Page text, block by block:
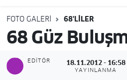
FOTO GALERI 68'LİLER
68 Güz
EDITÖR 18.11.2012 - 16:58
YAYINLANMA
Tüm Manşetler
Son Dakika Haberleri
Haber Arşivi